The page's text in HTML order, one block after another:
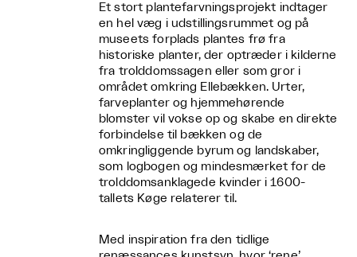
Et stort plantefarvningsprojekt indtager
en hel væg i udstillingsrummet og på
museets forplads plantes frø fra
historiske planter, der optræder i kilderne
fra trolddomssagen eller som gror i
området omkring Ellebækken. Urter,
farveplanter og hjemmehørende
blomster vil vokse op og skabe en direkte
forbindelse til bækken og de
omkringliggende byrum og landskaber,
som logbogen og mindesmærket for de
trolddomsanklagede kvinder i 1600-
tallets Køge relaterer til.
Med inspiration fra den tidlige